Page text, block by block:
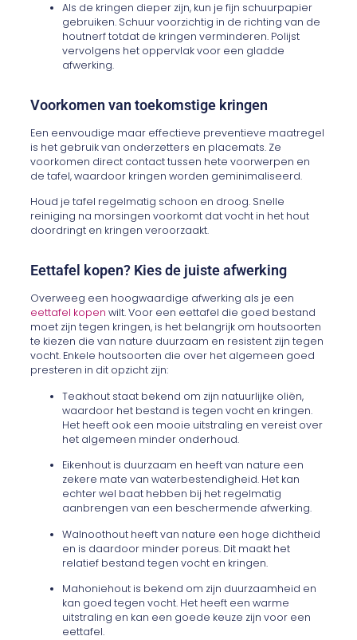
Als de kringen dieper zijn, kun je fijn schuurpapier
gebruiken. Schuur voorzichtig in de richting van de
houtnerf totdat de kringen verminderen. Polijst
vervolgens het oppervlak voor een gladde
afwerking.
Voorkomen van toekomstige kringen
Een eenvoudige maar effectieve preventieve maatregel
is het gebruik van onderzetters en placemats. Ze
voorkomen direct contact tussen hete voorwerpen en
de tafel, waardoor kringen worden geminimaliseerd.
Houd je tafel regelmatig schoon en droog. Snelle
reiniging na morsingen voorkomt dat vocht in het hout
doordringt en kringen veroorzaakt.
Eettafel kopen? Kies de juiste afwerking
Overweeg een hoogwaardige afwerking als je een
eettafel kopen wilt. Voor een eettafel die goed bestand
moet zijn tegen kringen, is het belangrijk om houtsoorten
te kiezen die van nature duurzaam en resistent zijn tegen
vocht. Enkele houtsoorten die over het algemeen goed
presteren in dit opzicht zijn:
Teakhout staat bekend om zijn natuurlijke oliën,
waardoor het bestand is tegen vocht en kringen.
Het heeft ook een mooie uitstraling en vereist over
het algemeen minder onderhoud.
Eikenhout is duurzaam en heeft van nature een
zekere mate van waterbestendigheid. Het kan
echter wel baat hebben bij het regelmatig
aanbrengen van een beschermende afwerking.
Walnoothout heeft van nature een hoge dichtheid
en is daardoor minder poreus. Dit maakt het
relatief bestand tegen vocht en kringen.
Mahoniehout is bekend om zijn duurzaamheid en
kan goed tegen vocht. Het heeft een warme
uitstraling en kan een goede keuze zijn voor een
eettafel.